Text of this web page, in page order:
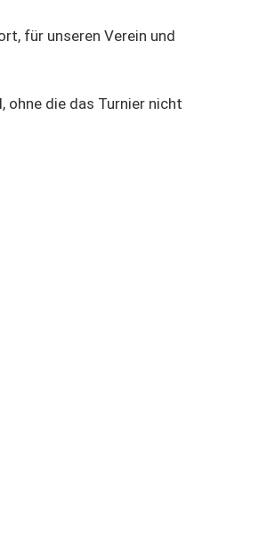
für unseren Verein und
ohne die das Turnier nicht